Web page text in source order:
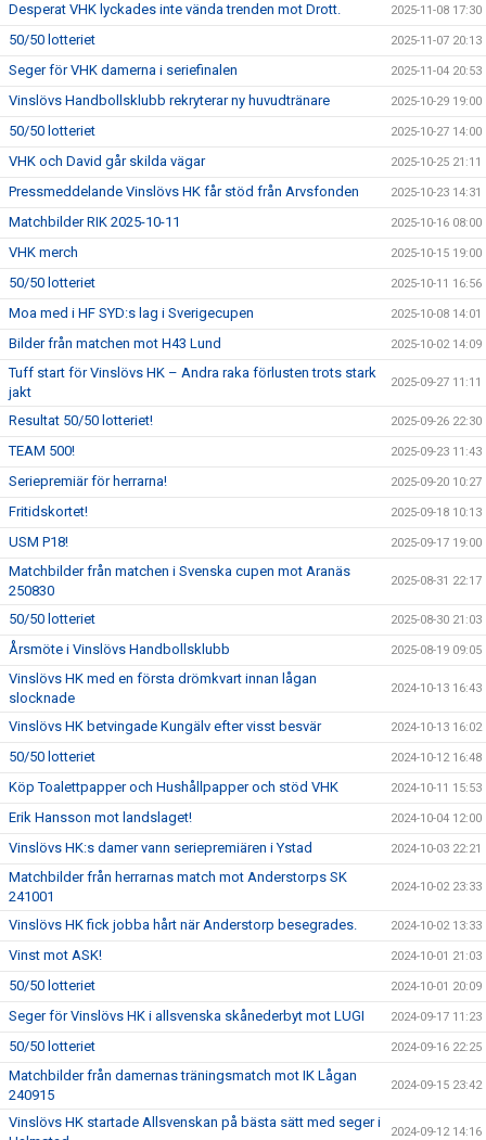
Desperat VHK lyckades inte vända trenden mot Drott. 2025-11-08 17:30
50/50 lotteriet 2025-11-07 20:13
Seger för VHK damerna i seriefinalen 2025-11-04 20:53
Vinslövs Handbollsklubb rekryterar ny huvudtränare 2025-10-29 19:00
50/50 lotteriet 2025-10-27 14:00
VHK och David går skilda vägar 2025-10-25 21:11
Pressmeddelande Vinslövs HK får stöd från Arvsfonden 2025-10-23 14:31
Matchbilder RIK 2025-10-11 2025-10-16 08:00
VHK merch 2025-10-15 19:00
50/50 lotteriet 2025-10-11 16:56
Moa med i HF SYD:s lag i Sverigecupen 2025-10-08 14:01
Bilder från matchen mot H43 Lund 2025-10-02 14:09
Tuff start för Vinslövs HK – Andra raka förlusten trots stark
jakt
2025-09-27 11:11
Resultat 50/50 lotteriet! 2025-09-26 22:30
TEAM 500! 2025-09-23 11:43
Seriepremiär för herrarna! 2025-09-20 10:27
Fritidskortet! 2025-09-18 10:13
USM P18! 2025-09-17 19:00
Matchbilder från matchen i Svenska cupen mot Aranäs
250830
2025-08-31 22:17
50/50 lotteriet 2025-08-30 21:03
Årsmöte i Vinslövs Handbollsklubb 2025-08-19 09:05
Vinslövs HK med en första drömkvart innan lågan
slocknade
2024-10-13 16:43
Vinslövs HK betvingade Kungälv efter visst besvär 2024-10-13 16:02
50/50 lotteriet 2024-10-12 16:48
Köp Toalettpapper och Hushållpapper och stöd VHK 2024-10-11 15:53
Erik Hansson mot landslaget! 2024-10-04 12:00
Vinslövs HK:s damer vann seriepremiären i Ystad 2024-10-03 22:21
Matchbilder från herrarnas match mot Anderstorps SK
241001
2024-10-02 23:33
Vinslövs HK fick jobba hårt när Anderstorp besegrades. 2024-10-02 13:33
Vinst mot ASK! 2024-10-01 21:03
50/50 lotteriet 2024-10-01 20:09
Seger för Vinslövs HK i allsvenska skånederbyt mot LUGI 2024-09-17 11:23
50/50 lotteriet 2024-09-16 22:25
Matchbilder från damernas träningsmatch mot IK Lågan
240915
2024-09-15 23:42
Vinslövs HK startade Allsvenskan på bästa sätt med seger i
2024-09-12 14:16